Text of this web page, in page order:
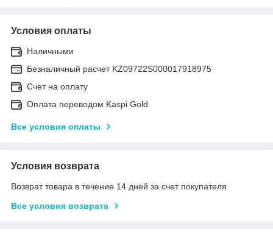
Условия оплаты
Наличными
Безналичный расчет KZ09722S000017918975
Счет на оплату
Оплата переводом Kaspi Gold
Все условия оплаты
Условия возврата
Возврат товара в течение 14 дней за счет покупателя
Все условия возврата